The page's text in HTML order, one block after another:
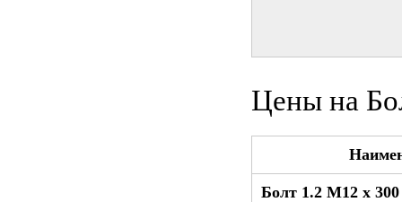
Цены на
Болт 1.2 М12 x